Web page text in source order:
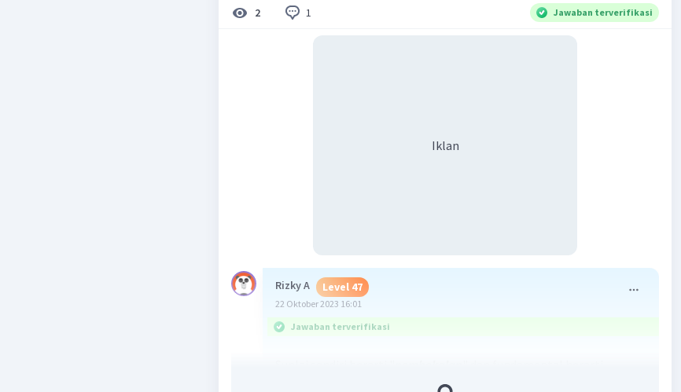
2 1 Jawaban terverifikasi
Iklan
Rizky A Level 47
22 Oktober 2023 16:01
Jawaban terverifikasi
Jawaban yang tepat ialah